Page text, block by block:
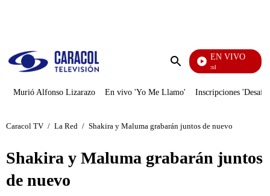
Enviar
EN VIVO
Noticias Caracol
Murió Alfonso Lizarazo En vivo 'Yo Me Llamo' Inscripciones
Caracol TV / La Red / Shakira y Maluma grabarán juntos de nuevo
Shakira y Maluma grabarán juntos
de nuevo